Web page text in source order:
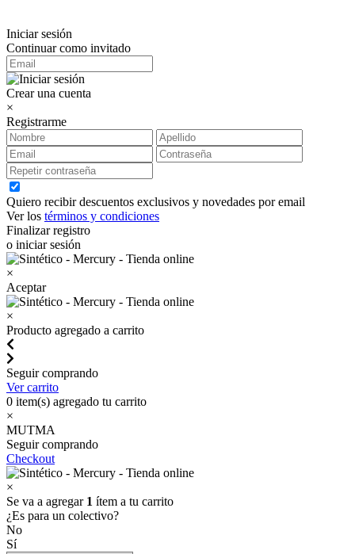
Iniciar sesión
Continuar como invitado
Crear una cuenta
×
Registrarme
Quiero recibir descuentos exclusivos y novedades por email
Ver los términos y condiciones
Finalizar registro
o iniciar sesión
×
Aceptar
×
Producto agregado a carrito
Seguir comprando
Ver carrito
0 item(s) agregado tu carrito
×
MUTMA
Seguir comprando
Checkout
×
Se va a agregar 1 ítem a tu carrito
¿Es para un colectivo?
No
Sí